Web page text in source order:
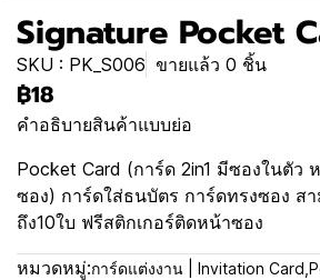
Signature Pocket
SKU : PK_S006 ขายแล้ว 0 ชิ้น
฿18
คำอธิบายสินค้าแบบย่อ
Pocket Card (การ์ด 2in1 มีซองในตัว
ซอง) การ์ดใส่ธนบัตร การ์ดทรงซอง ส
ถึง10ใบ ฟรีสติกเกอร์ติดหน้าซอง
หมวดหมู่:การ์ดแต่งงาน | Invitation Card